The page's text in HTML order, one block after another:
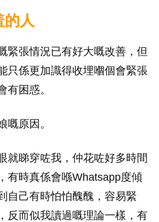
的人
緊張情況已有好大嘅改善，但
只係更加識得收埋嗰個會緊張
有困惑。
嘅原因。
就睇穿咗我，仲花咗好多時間
有時真係會喺Whatsapp度傾
自己有時怕怕醜醜，容易緊
反而似我讀過嘅理論一樣，有